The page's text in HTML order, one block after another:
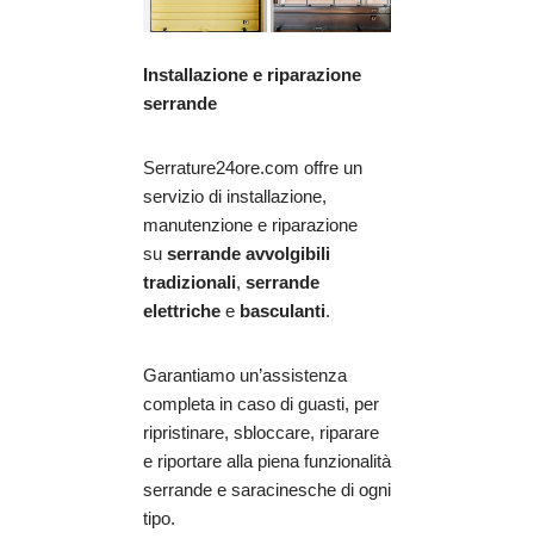
Installazione e riparazione
serrande
Serrature24ore.com offre un
servizio di installazione,
manutenzione e riparazione
su serrande avvolgibili
tradizionali, serrande
elettriche e basculanti.
Garantiamo un’assistenza
completa in caso di guasti, per
ripristinare, sbloccare, riparare
e riportare alla piena funzionalità
serrande e saracinesche di ogni
tipo.